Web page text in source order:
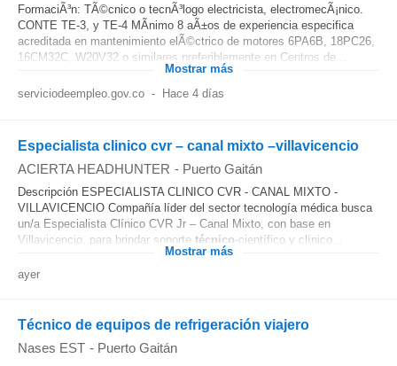
FormaciÃ³n: TÃ©cnico o tecnÃ³logo electricista, electromecÃ¡nico.
CONTE TE-3, y TE-4 MÃ­nimo 8 aÃ±os de experiencia especifica
acreditada en mantenimiento elÃ©ctrico de motores 6PA6B, 18PC26,
16CM32C, W20V32 o similares preferiblemente en Centros de...
Mostrar más
serviciodeempleo.gov.co - Hace 4 días
Especialista clinico cvr – canal mixto –villavicencio
ACIERTA HEADHUNTER - Puerto Gaitán
Descripción ESPECIALISTA CLINICO CVR - CANAL MIXTO -
VILLAVICENCIO Compañía líder del sector tecnología médica busca
un/a Especialista Clínico CVR Jr – Canal Mixto, con base en
Villavicencio, para brindar soporte técnico-científico y clínico...
Mostrar más
ayer
Técnico de equipos de refrigeración viajero
Nases EST - Puerto Gaitán